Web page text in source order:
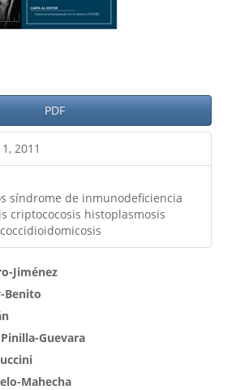
PDF
2011
síndrome de inmunodeficiencia
criptococosis histoplasmosis
Jiménez
Benito
Guevara
Mahecha